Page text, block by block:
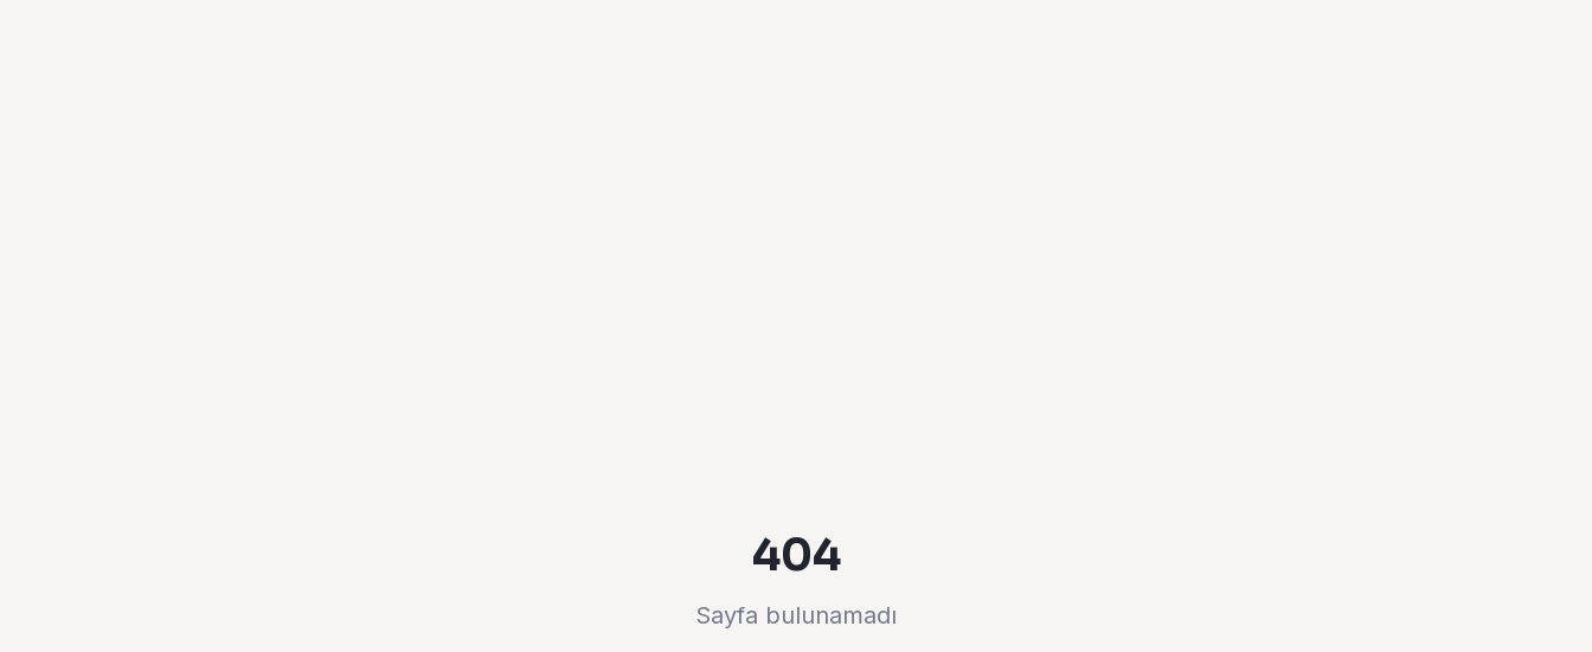
404
Sayfa bulunamadı